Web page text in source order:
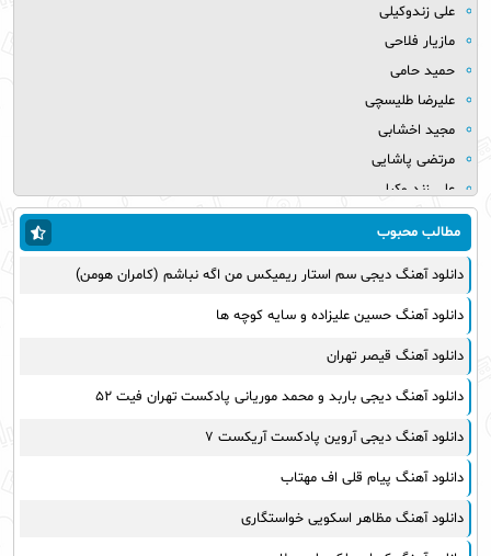
علی زندوکیلی
مازیار فلاحی
حمید حامی
علیرضا طلیسچی
مجید اخشابی
مرتضی پاشایی
علی زند وکیلی
میلاد بابایی
مهدی یراحی
روزبه نعمت الهی
عماد طالب زاده
یوسف زمانی
مجید خراطها
زانیار خسروی
پرواز همای
بهنام علمشاهی
مطالب محبوب
دانلود آهنگ دیجی سم استار ریمیکس من اگه نباشم (کامران هومن)
دانلود آهنگ حسین علیزاده و سایه کوچه ها
دانلود آهنگ قیصر تهران
دانلود آهنگ دیجی باربد و محمد موریانی پادکست تهران فیت ۵۲
دانلود آهنگ دیجی آروین پادکست آریکست ۷
دانلود آهنگ پیام قلی اف مهتاب
دانلود آهنگ مظاهر اسکویی خواستگاری